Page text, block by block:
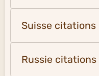
Suisse citations
Russie citations